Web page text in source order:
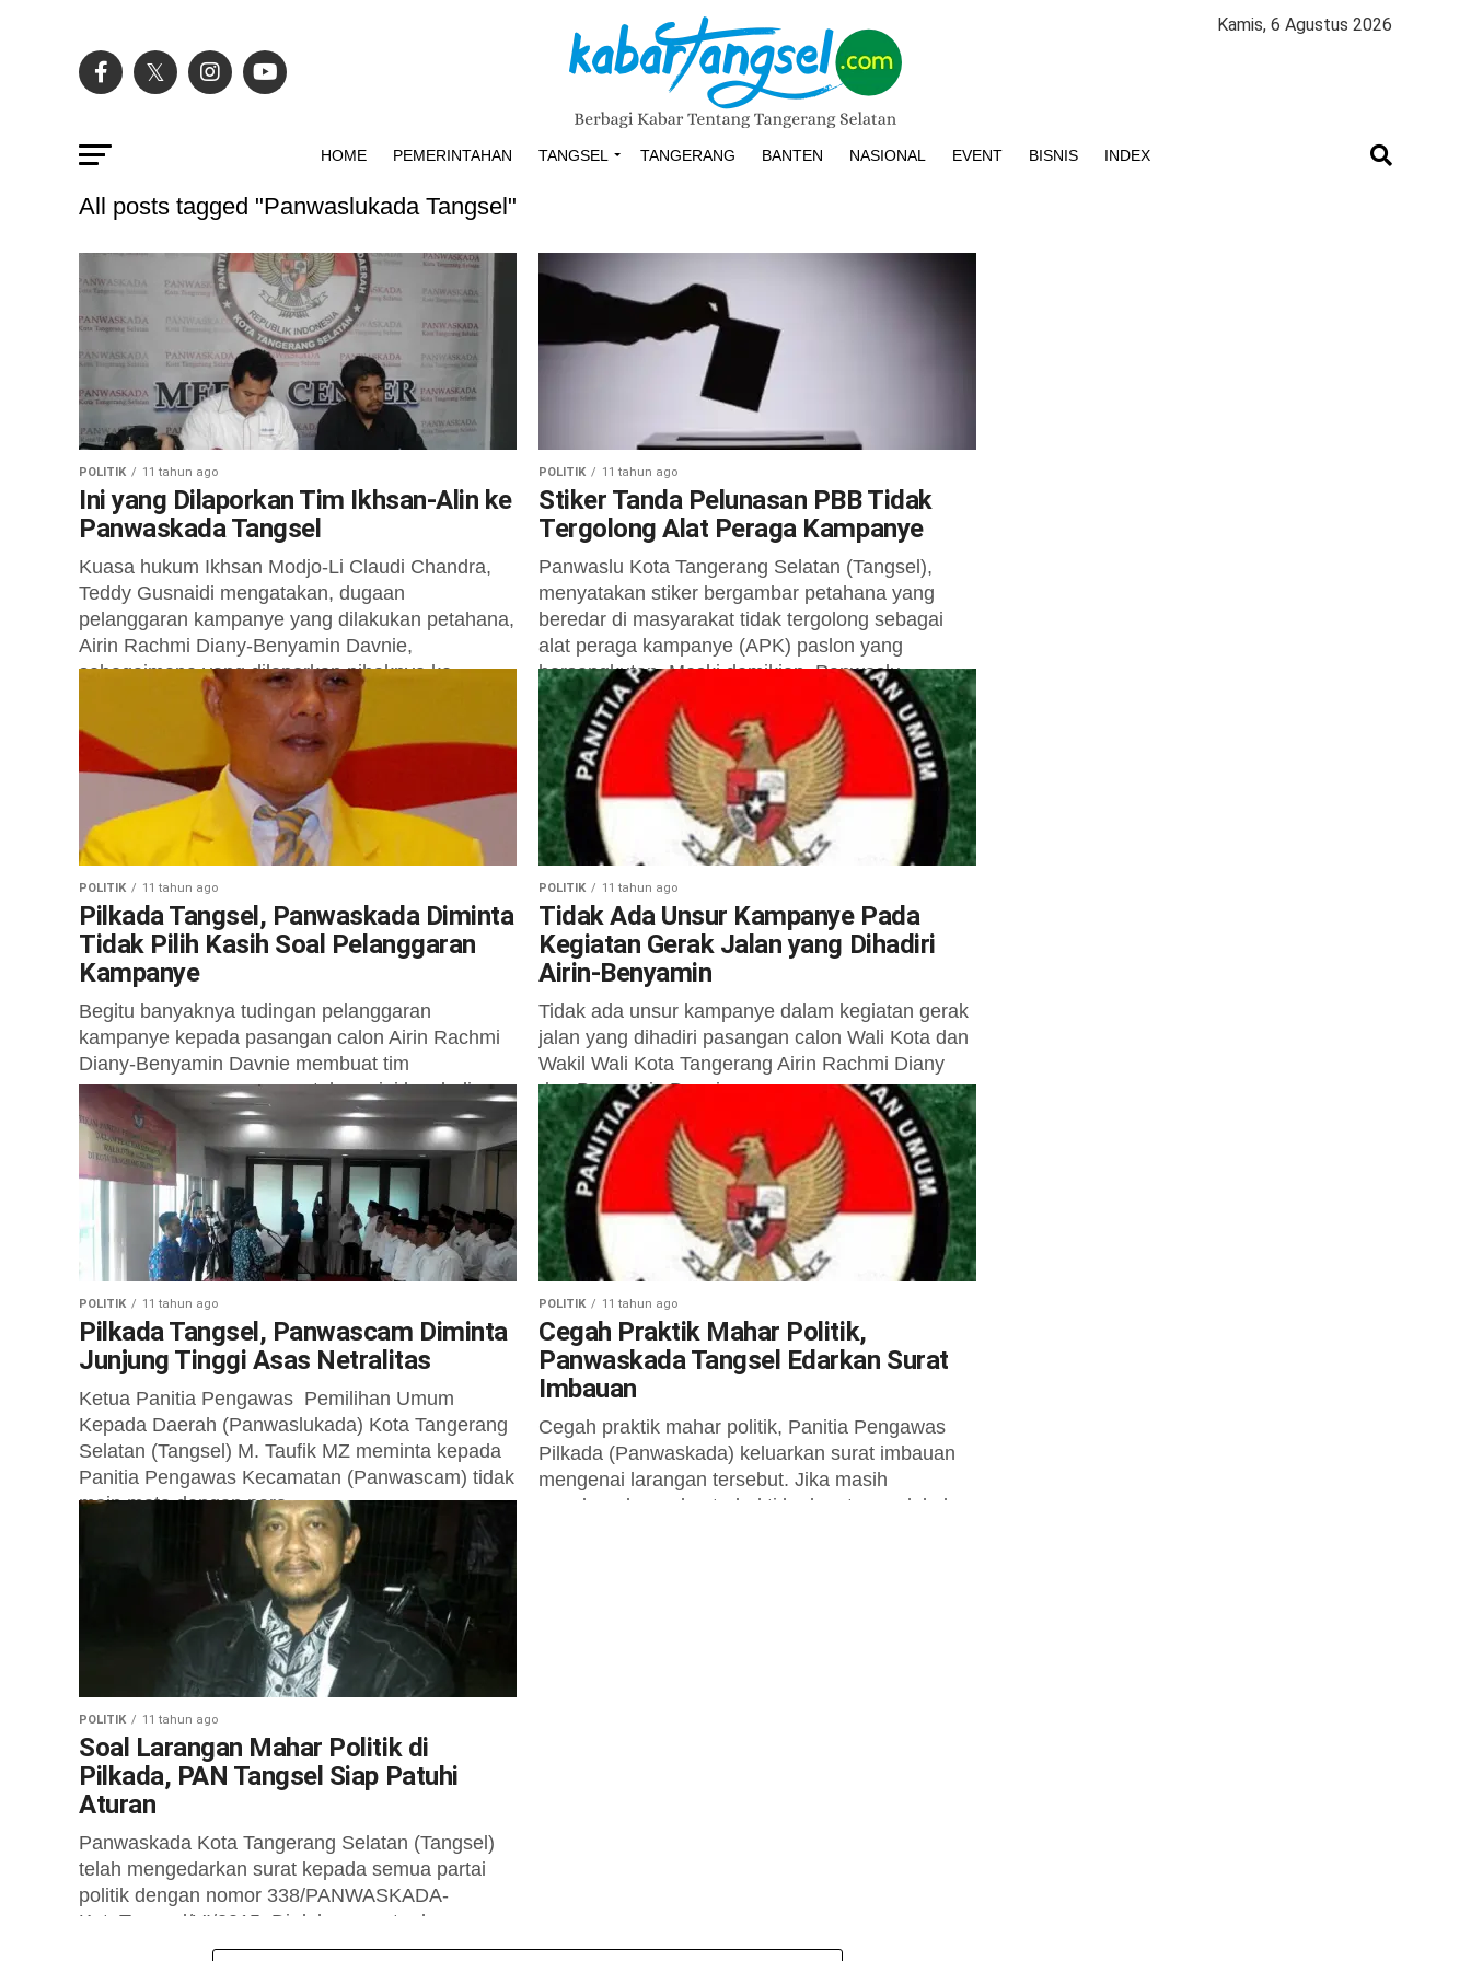
Kamis, 6 Agustus 2026
HOME PEMERINTAHAN TANGSEL TANGERANG BANTEN NASIONAL EVENT BISNIS INDEX
All posts tagged "Panwaslukada Tangsel"
POLITIK 11 tahun ago
Ini yang Dilaporkan Tim Ikhsan-Alin ke
Panwaskada Tangsel
Kuasa hukum Ikhsan Modjo-Li Claudi Chandra,
Teddy Gusnaidi mengatakan, dugaan
pelanggaran kampanye yang dilakukan petahana,
Airin Rachmi Diany-Benyamin Davnie,
sebagaimana yang dilaporkan pihaknya ke
Panwaslu Tangsel,...
POLITIK 11 tahun ago
Stiker Tanda Pelunasan PBB Tidak
Tergolong Alat Peraga Kampanye
Panwaslu Kota Tangerang Selatan (Tangsel),
menyatakan stiker bergambar petahana yang
beredar di masyarakat tidak tergolong sebagai
alat peraga kampanye (APK) paslon yang
bersangkutan. Meski demikian, Panwaslu...
POLITIK 11 tahun ago
Pilkada Tangsel, Panwaskada Diminta
Tidak Pilih Kasih Soal Pelanggaran
Kampanye
Begitu banyaknya tudingan pelanggaran
kampanye kepada pasangan calon Airin Rachmi
Diany-Benyamin Davnie membuat tim
pemenangan pasangan petahana ini kembali
angkat bicara. Koordinator Tim Sukses Airin-
Benyamin, Rahmat...
POLITIK 11 tahun ago
Tidak Ada Unsur Kampanye Pada
Kegiatan Gerak Jalan yang Dihadiri
Airin-Benyamin
Tidak ada unsur kampanye dalam kegiatan gerak
jalan yang dihadiri pasangan calon Wali Kota dan
Wakil Wali Kota Tangerang Airin Rachmi Diany
dan Benyamin Davnie yang...
POLITIK 11 tahun ago
Pilkada Tangsel, Panwascam Diminta
Junjung Tinggi Asas Netralitas
Ketua Panitia Pengawas Pemilihan Umum
Kepada Daerah (Panwaslukada) Kota Tangerang
Selatan (Tangsel) M. Taufik MZ meminta kepada
Panitia Pengawas Kecamatan (Panwascam) tidak
main mata dengan para...
POLITIK 11 tahun ago
Cegah Praktik Mahar Politik,
Panwaskada Tangsel Edarkan Surat
Imbauan
Cegah praktik mahar politik, Panitia Pengawas
Pilkada (Panwaskada) keluarkan surat imbauan
mengenai larangan tersebut. Jika masih
membangkang dan terbukti kedapatan melakukan
POLITIK 11 tahun ago
Soal Larangan Mahar Politik di
Pilkada, PAN Tangsel Siap Patuhi
Aturan
Panwaskada Kota Tangerang Selatan (Tangsel)
telah mengedarkan surat kepada semua partai
politik dengan nomor 338/PANWASKADA-
KotaTangsel/VI/2015. Di dalam surat edaran
tersebut, salah satunya melarang parpol dan